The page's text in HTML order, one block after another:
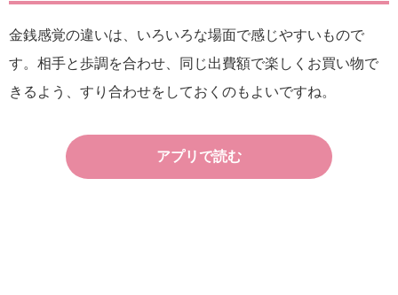
金銭感覚の違いは、いろいろな場面で感じやすいもので
す。相手と歩調を合わせ、同じ出費額で楽しくお買い物で
きるよう、すり合わせをしておくのもよいですね。
アプリで読む